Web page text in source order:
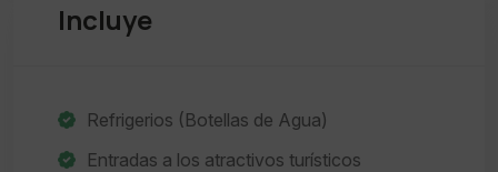
Incluye
Refrigerios (Botellas de Agua)
Entradas a los atractivos turísticos